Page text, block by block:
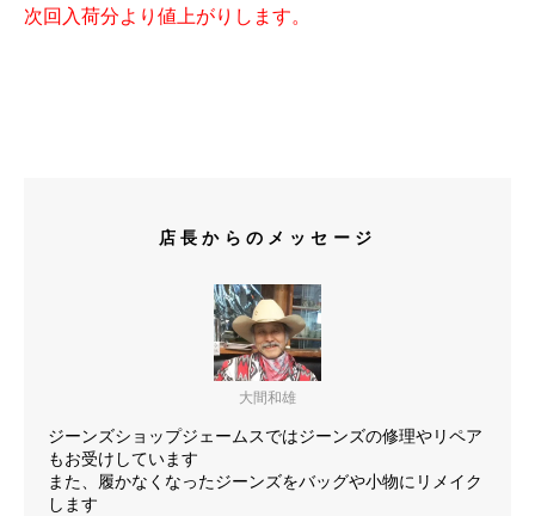
次回入荷分より値上がりします。
店長からのメッセージ
大間和雄
ジーンズショップジェームスではジーンズの修理やリペア
もお受けしています
また、履かなくなったジーンズをバッグや小物にリメイク
します